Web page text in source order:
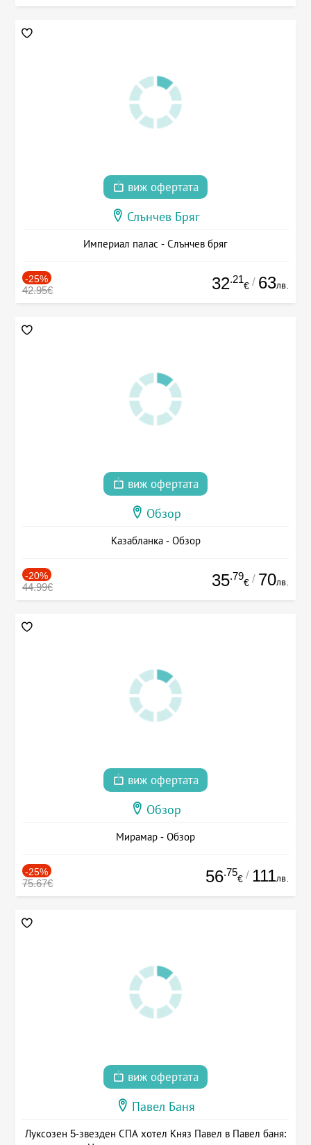
виж офертата
Слънчев Бряг
Империал палас - Слънчев бряг
-25%
42.95€ 32.21
€ / 63лв.
виж офертата
Обзор
Казабланка - Обзор
-20%
44.99€ 35.79
€ / 70лв.
виж офертата
Обзор
Мирамар - Обзор
-25%
75.67€ 56.75
€ / 111лв.
виж офертата
Павел Баня
Луксозен 5-звезден СПА хотел Княз Павел в Павел баня: